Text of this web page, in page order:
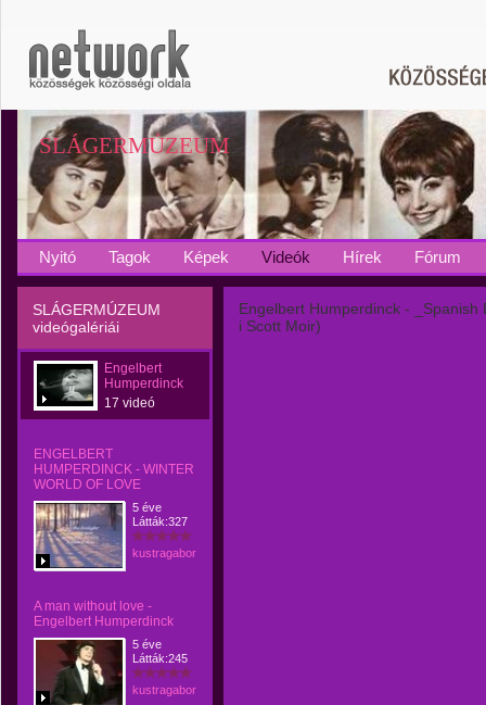
SLÁGERMÚZEUM
Nyitó Tagok Képek Videók Hírek Fórum
SLÁGERMÚZEUM
videógalériái
Engelbert
Humperdinck
17 videó
ENGELBERT
HUMPERDINCK - WINTER
WORLD OF LOVE
5 éve
Látták:327
kustragabor
A man without love -
Engelbert Humperdinck
5 éve
Látták:245
kustragabor
Engelbert Humperdinck - _Spanish
i Scott Moir)